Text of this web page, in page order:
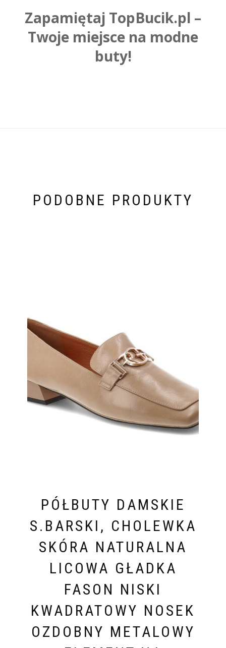
Zapamiętaj TopBucik.pl –
Twoje miejsce na modne
buty!
PODOBNE PRODUKTY
PÓŁBUTY DAMSKIE
S.BARSKI, CHOLEWKA
SKÓRA NATURALNA
LICOWA GŁADKA
FASON NISKI
KWADRATOWY NOSEK
OZDOBNY METALOWY